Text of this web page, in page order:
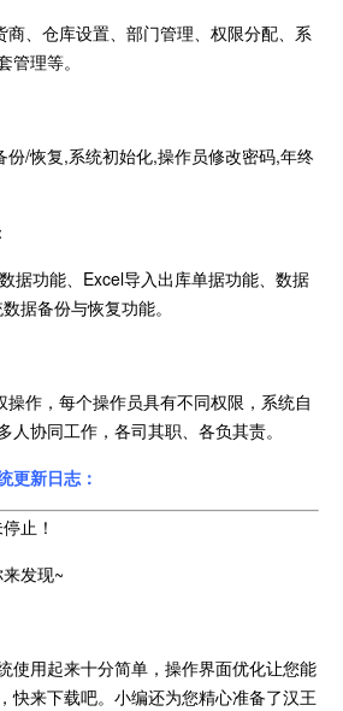
、仓库设置、部门管理、权限分配、系
管理等。
/恢复,系统初始化,操作员修改密码,年终
功能、Excel导入出库单据功能、数据
据备份与恢复功能。
作，每个操作员具有不同权限，系统自
人协同工作，各司其职、各负其责。
更新日志：
止！
发现~
使用起来十分简单，操作界面优化让您能
快来下载吧。小编还为您精心准备了汉王